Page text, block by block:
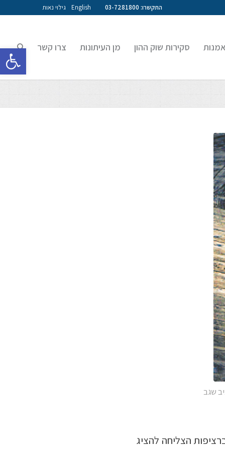
פתח
English גילוי נאות התקשרו: 03-7281800
סקירות שוק ההון מן העיתונות צרו קשר
שגב
הצליחה להציג